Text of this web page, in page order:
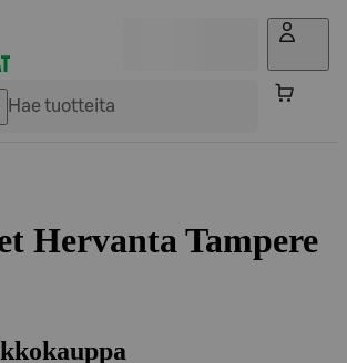
Hervanta Tampere